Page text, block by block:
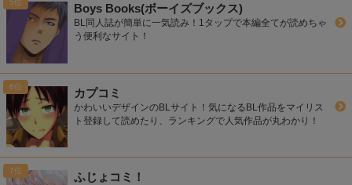
Boys Books(ボーイズブックス)
BL同人誌が簡単に一気読み！1タップで本編全てが読めちゃ
う便利なサイト！
カプコミ
かわいいデザインのBLサイト！気になるBL作品をマイリス
ト登録して読めたり、ランキングで人気作品が丸わかり！
ふじょコミ！